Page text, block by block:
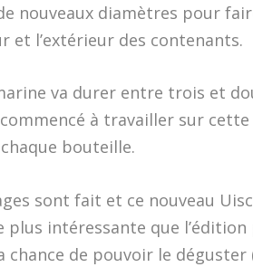
nouveaux diamètres pour
et l’extérieur des contenants.
va durer entre trois et
à travailler sur cette
bouteille.
sont fait et ce nouveau
plus intéressante que l’édition
chance de pouvoir le déguster